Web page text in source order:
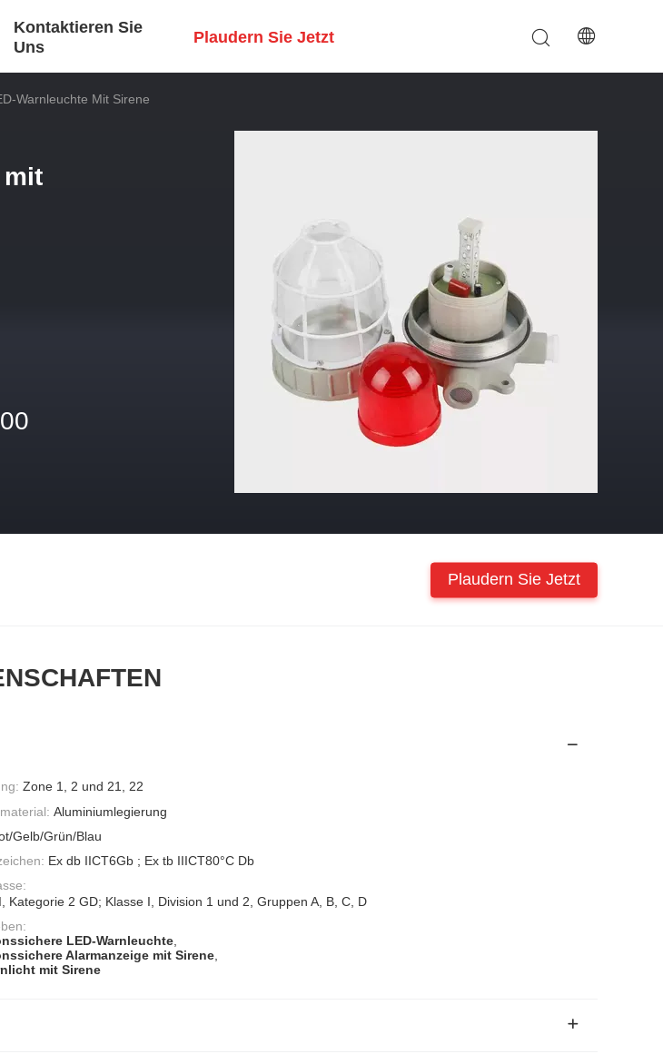
Kontaktieren Sie
Uns
Plaudern Sie Jetzt
Warnleuchte Mit Sirene
mit
Plaudern Sie Jetzt
Zone 1, 2 und 21, 22
Aluminiumlegierung
Gelb/Grün/Blau
Ex db IICT6Gb ; Ex tb IIICT80°C Db
Kategorie 2 GD; Klasse I, Division 1 und 2, Gruppen A, B, C, D
LED-Warnleuchte
Alarmanzeige mit Sirene
mit Sirene